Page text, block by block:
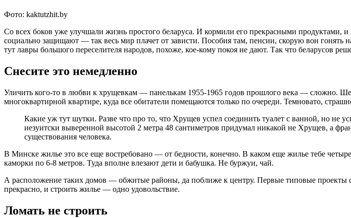
Фото: kaktutzhit.by
Со всех боков уже улучшали жизнь простого беларуса. И кормили его прекрасными
социально защищают — так весь мир плачет от зависти. Пособия там, пенсии, скорую вон
тут лавры большого переселителя народов, похоже, кое-кому покоя не дают. Так что беларусов
Снесите это немедленно
Уличить кого-то в любви к хрущевкам — панелькам 1955-1965 годов прошлого века — сложно.
многоквартирной квартире, куда все обитатели помещаются только по очереди. Темновато,
Какие уж тут шутки. Разве что про то, что Хрущев успел соединить туалет с ванной, но не
иезуитски выверенной высотой 2 метра 48 сантиметров придумал никакой не Хрущев, а
существования человека.
В Минске жилье это все еще востребовано — от бедности, конечно. В каком еще жилье тебе
каморки по 6-8 метров. Туда вполне влезают дети и бабушка. Не буржуи, чай.
А расположение таких домов — обжитые районы, да поближе к центру. Первые типовые проекты
прекрасно, и строить жилье — одно удовольствие.
Ломать не строить